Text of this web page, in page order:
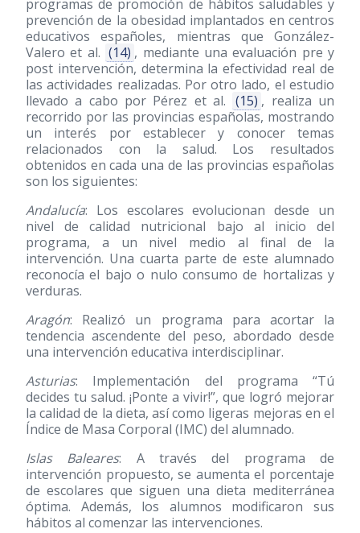
programas de promoción de hábitos saludables y
prevención de la obesidad implantados en centros
educativos españoles, mientras que González-
Valero et al. (14) , mediante una evaluación pre y
post intervención, determina la efectividad real de
las actividades realizadas. Por otro lado, el estudio
llevado a cabo por Pérez et al.
(15) , realiza un
recorrido por las provincias españolas, mostrando
un interés por establecer y conocer temas
relacionados con la salud. Los resultados
obtenidos en cada una de las provincias españolas
son los siguientes:
Andalucía: Los escolares evolucionan desde un
nivel de calidad nutricional bajo al inicio del
programa, a un nivel medio al final de la
intervención. Una cuarta parte de este alumnado
reconocía el bajo o nulo consumo de hortalizas y
verduras.
Aragón: Realizó un programa para acortar la
tendencia ascendente del peso, abordado desde
una intervención educativa interdisciplinar.
Asturias: Implementación del programa “Tú
decides tu salud. ¡Ponte a vivir!”, que logró mejorar
la calidad de la dieta, así como ligeras mejoras en el
Índice de Masa Corporal (IMC) del alumnado.
Islas Baleares: A través del programa de
intervención propuesto, se aumenta el porcentaje
de escolares que siguen una dieta mediterránea
óptima. Además, los alumnos modificaron sus
hábitos al comenzar las intervenciones.